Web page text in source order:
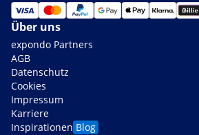
Über uns
expondo Partners
AGB
Datenschutz
Cookies
Impressum
Karriere
Inspirationen Blog